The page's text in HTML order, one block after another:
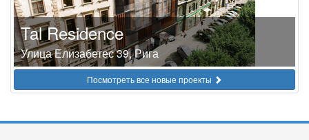
Tal Residence
Улица Елизабетес 39, Рига
Посмотреть все новые проекты